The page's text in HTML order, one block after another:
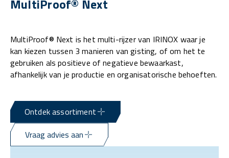
MultiProof® Next
MultiProof® Next is het multi-rijzer van IRINOX waar je
kan kiezen tussen 3 manieren van gisting, of om het te
gebruiken als positieve of negatieve bewaarkast,
afhankelijk van je productie en organisatorische behoeften.
Ontdek assortiment
Vraag advies aan